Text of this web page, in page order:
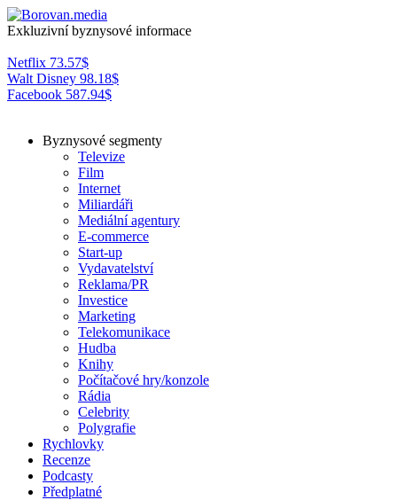
Exkluzivní byznysové informace
Netflix 73.57$
Walt Disney 98.18$
Facebook 587.94$
Byznysové segmenty
Televize
Film
Internet
Miliardáři
Mediální agentury
E-commerce
Start-up
Vydavatelství
Reklama/PR
Investice
Marketing
Telekomunikace
Hudba
Knihy
Počítačové hry/konzole
Rádia
Celebrity
Polygrafie
Rychlovky
Recenze
Podcasty
Předplatné